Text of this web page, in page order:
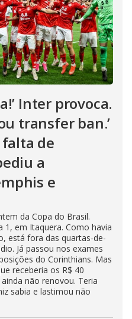
Inter provoca.
transfer ban.’
de
a
e
da Copa do Brasil.
1, em Itaquera. Como havia
está fora das quartas-de-
Já passou nos exames
do Corinthians. Mas
receberia os R$ 40
não renovou. Teria
sabia e lastimou não